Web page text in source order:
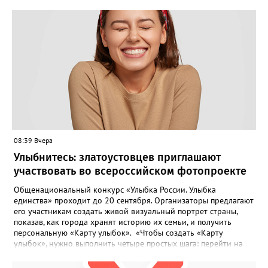
08:39 Вчера
Улыбнитесь: златоустовцев приглашают
участвовать во всероссийском фотопроекте
Общенациональный конкурс «Улыбка России. Улыбка
единства» проходит до 20 сентября. Организаторы предлагают
его участникам создать живой визуальный портрет страны,
показав, как города хранят историю их семьи, и получить
персональную «Карту улыбок». «Чтобы создать «Карту
улыбок», нужно выполнить четыре простых шага: перейти на
улыбок»; загрузить фотографию с улыбкой – подойдёт портрет